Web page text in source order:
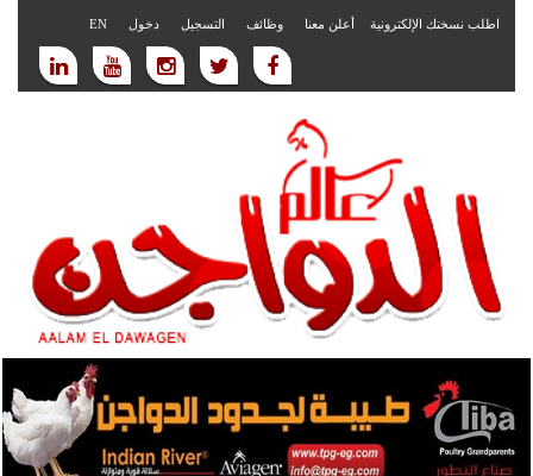
اطلب نسختك الإلكترونية أعلن معنا وظائف التسجيل دخول EN